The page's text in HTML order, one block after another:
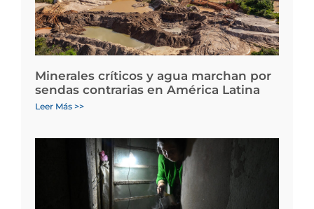
Minerales críticos y agua marchan por
sendas contrarias en América Latina
Leer Más >>